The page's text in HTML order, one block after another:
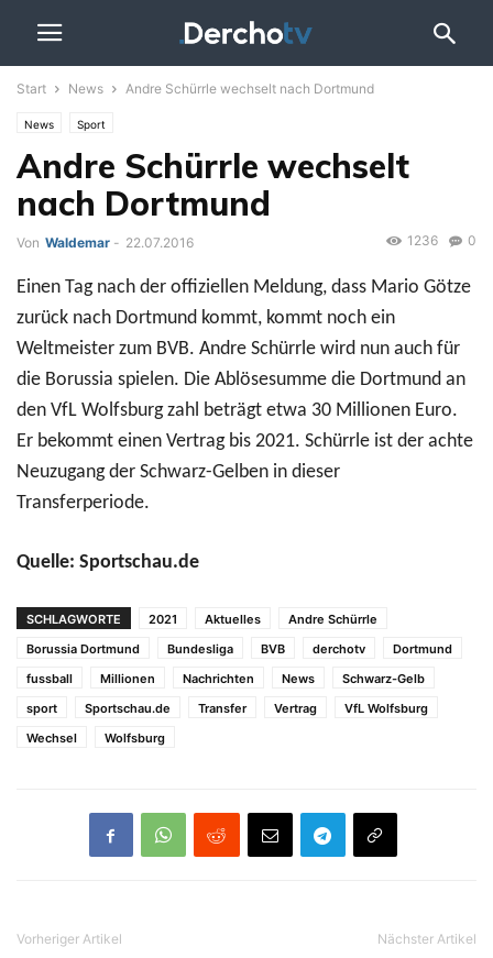
Start News Andre Schürrle wechselt nach Dortmund
News Sport
Andre Schürrle wechselt
nach Dortmund
Von Waldemar - 22.07.2016 0
1236
Einen Tag nach der offiziellen Meldung, dass Mario Götze
zurück nach Dortmund kommt, kommt noch ein
Weltmeister zum BVB. Andre Schürrle wird nun auch für
die Borussia spielen. Die Ablösesumme die Dortmund an
den VfL Wolfsburg zahl beträgt etwa 30 Millionen Euro.
Er bekommt einen Vertrag bis 2021. Schürrle ist der achte
Neuzugang der Schwarz-Gelben in dieser
Transferperiode.
Quelle: Sportschau.de
SCHLAGWORTE 2021 Aktuelles
Andre Schürrle
Borussia Dortmund
Bundesliga BVB derchotv
Dortmund
fussball
Millionen Nachrichten News
Schwarz-Gelb
sport
Sportschau.de Transfer Vertrag
VfL Wolfsburg
Wechsel
Wolfsburg
Vorheriger Artikel Nächster Artikel